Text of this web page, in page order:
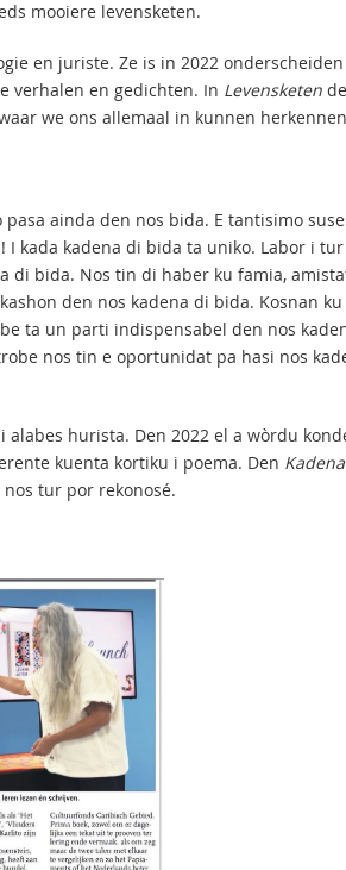
mooiere levensketen.
en juriste. Ze is in 2022
verhalen en gedichten. In Levensketen
we ons allemaal in kunnen
ainda den nos bida. E tantisimo
I kada kadena di bida ta uniko. Labor i
bida. Nos tin di haber ku famia,
den nos kadena di bida. Kosnan
ta un parti indispensabel den nos
nos tin e oportunidat pa hasi nos
alabes hurista. Den 2022 el a wòrdu
kuenta kortiku i poema. Den
tur por rekonosé.